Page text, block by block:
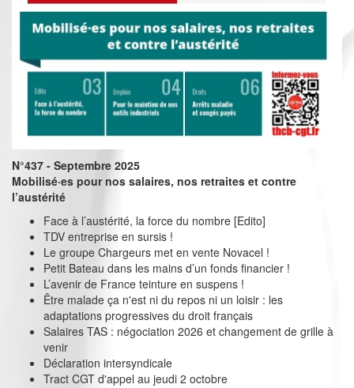
N°437 - Septembre 2025
Mobilisé·es pour nos salaires, nos retraites et contre
l’austérité
Face à l’austérité, la force du nombre [Edito]
TDV entreprise en sursis !
Le groupe Chargeurs met en vente Novacel !
Petit Bateau dans les mains d’un fonds financier !
L’avenir de France teinture en suspens !
Être malade ça n'est ni du repos ni un loisir : les
adaptations progressives du droit français
Salaires TAS : négociation 2026 et changement de grille à
venir
Déclaration intersyndicale
Tract CGT d'appel au jeudi 2 octobre